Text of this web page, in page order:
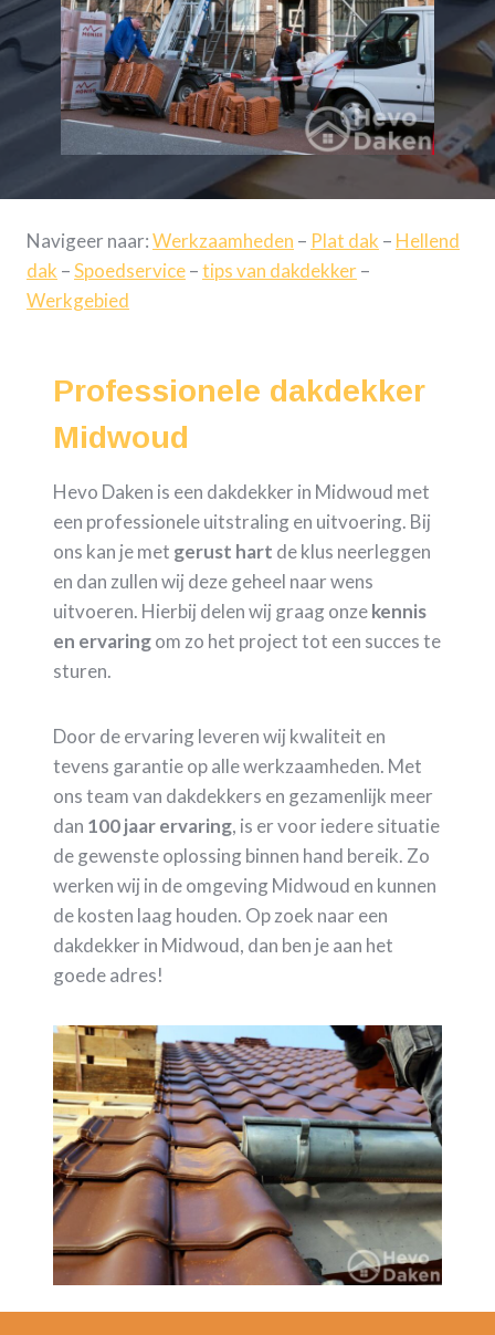
Navigeer naar:Werkzaamheden – Plat dak – Hellend
dak –Spoedservice–tips van dakdekker–
Werkgebied
Professionele dakdekker
Midwoud
Hevo Daken is een dakdekker in Midwoud met
een professionele uitstraling en uitvoering. Bij
ons kan je met gerust hart de klus neerleggen
en dan zullen wij deze geheel naar wens
uitvoeren. Hierbij delen wij graag onzekennis
en ervaringom zo het project tot een succes te
sturen.
Door de ervaring leveren wij kwaliteit en
tevens garantie op alle werkzaamheden. Met
ons team van dakdekkers en gezamenlijk meer
dan 100 jaar ervaring, is er voor iedere situatie
de gewenste oplossing binnen hand bereik. Zo
werken wij in de omgeving Midwoud en kunnen
de kosten laag houden. Op zoek naar een
dakdekker in Midwoud, dan ben je aan het
goede adres!